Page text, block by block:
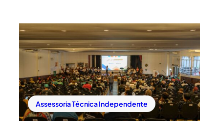
Assessoria Técnica Independente